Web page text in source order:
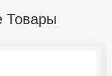
Товары